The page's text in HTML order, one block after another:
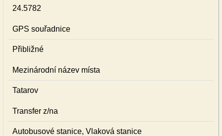
24.5782
GPS souřadnice
Přibližné
Mezinárodní název místa
Tatarov
Transfer z/na
Autobusové stanice, Vlaková stanice